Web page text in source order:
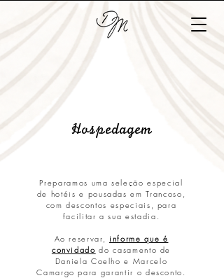
Hospedagem
Preparamos uma seleção especial
de hotéis e pousadas em Trancoso,
com descontos especiais, para
facilitar a sua estadia.
Ao reservar, informe que é
convidado do casamento de
Daniela Coelho e Marcelo
Camargo para garantir o desconto.